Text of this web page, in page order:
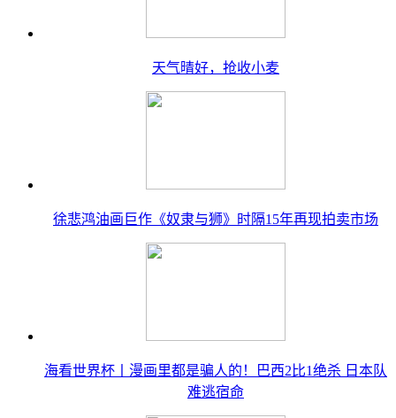
天气晴好，抢收小麦
徐悲鸿油画巨作《奴隶与狮》时隔15年再现拍卖市场
海看世界杯丨漫画里都是骗人的！巴西2比1绝杀 日本队
难逃宿命